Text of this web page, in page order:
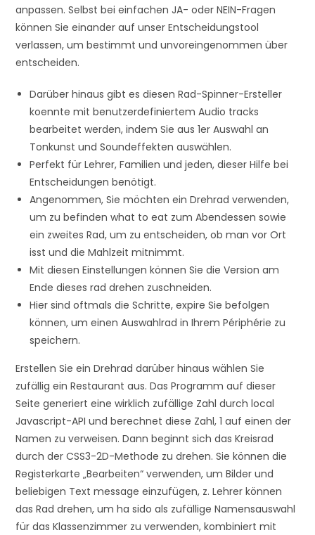
anpassen. Selbst bei einfachen JA- oder NEIN-Fragen
können Sie einander auf unser Entscheidungstool
verlassen, um bestimmt und unvoreingenommen über
entscheiden.
Darüber hinaus gibt es diesen Rad-Spinner-Ersteller
koennte mit benutzerdefiniertem Audio tracks
bearbeitet werden, indem Sie aus 1er Auswahl an
Tonkunst und Soundeffekten auswählen.
Perfekt für Lehrer, Familien und jeden, dieser Hilfe bei
Entscheidungen benötigt.
Angenommen, Sie möchten ein Drehrad verwenden,
um zu befinden what to eat zum Abendessen sowie
ein zweites Rad, um zu entscheiden, ob man vor Ort
isst und die Mahlzeit mitnimmt.
Mit diesen Einstellungen können Sie die Version am
Ende dieses rad drehen zuschneiden.
Hier sind oftmals die Schritte, expire Sie befolgen
können, um einen Auswahlrad in Ihrem Périphérie zu
speichern.
Erstellen Sie ein Drehrad darüber hinaus wählen Sie
zufällig ein Restaurant aus. Das Programm auf dieser
Seite generiert eine wirklich zufällige Zahl durch local
Javascript-API und berechnet diese Zahl, 1 auf einen der
Namen zu verweisen. Dann beginnt sich das Kreisrad
durch der CSS3-2D-Methode zu drehen. Sie können die
Registerkarte „Bearbeiten“ verwenden, um Bilder und
beliebigen Text message einzufügen, z. Lehrer können
das Rad drehen, um ha sido als zufällige Namensauswahl
für das Klassenzimmer zu verwenden, kombiniert mit